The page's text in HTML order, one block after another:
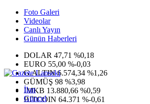
Foto Galeri
Videolar
Canlı Yayın
Günün Haberleri
DOLAR 47,71 %0,18
EURO 55,00 %-0,03
G.ALTIN6.574,34 %1,26
GÜMÜŞ 98 %3,98
IMKB 13.880,66 %0,59
BITCOIN 64.371 %-0,61
İlan
Güncel